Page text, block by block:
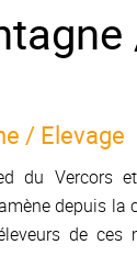
/ Elevage
du Vercors
depuis la
de ces